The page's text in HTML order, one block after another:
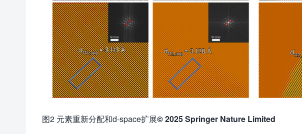
图2 元素重新分配和d-space扩展© 2025 Springer Nature Limited